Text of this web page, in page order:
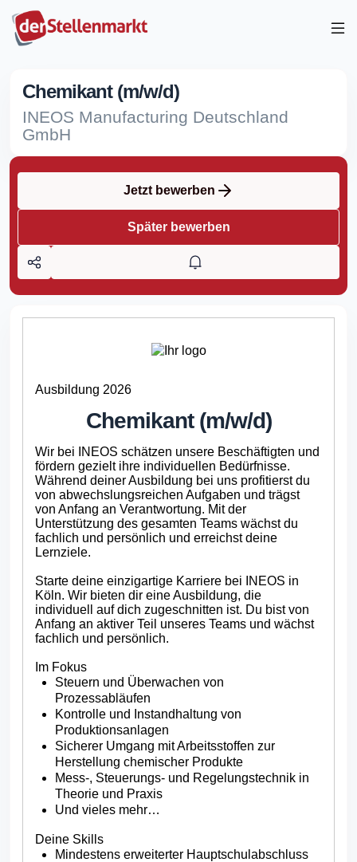
Chemikant (m/w/d)
INEOS Manufacturing Deutschland
GmbH
Jetzt bewerben
Später bewerben
Ausbildung 2026
Chemikant (m/w/d)
Wir bei INEOS schätzen unsere Beschäftigten und
fördern gezielt ihre individuellen Bedürfnisse.
Während deiner Ausbildung bei uns profitierst du
von abwechslungsreichen Aufgaben und trägst
von Anfang an Verantwortung. Mit der
Unterstützung des gesamten Teams wächst du
fachlich und persönlich und erreichst deine
Lernziele.
Starte deine einzigartige Karriere bei INEOS in
Köln. Wir bieten dir eine Ausbildung, die
individuell auf dich zugeschnitten ist. Du bist von
Anfang an aktiver Teil unseres Teams und wächst
fachlich und persönlich.
Im Fokus
Steuern und Überwachen von
Prozessabläufen
Kontrolle und Instandhaltung von
Produktionsanlagen
Sicherer Umgang mit Arbeitsstoffen zur
Herstellung chemischer Produkte
Mess-, Steuerungs- und Regelungstechnik in
Theorie und Praxis
Und vieles mehr…
Deine Skills
Mindestens erweiterter Hauptschulabschluss